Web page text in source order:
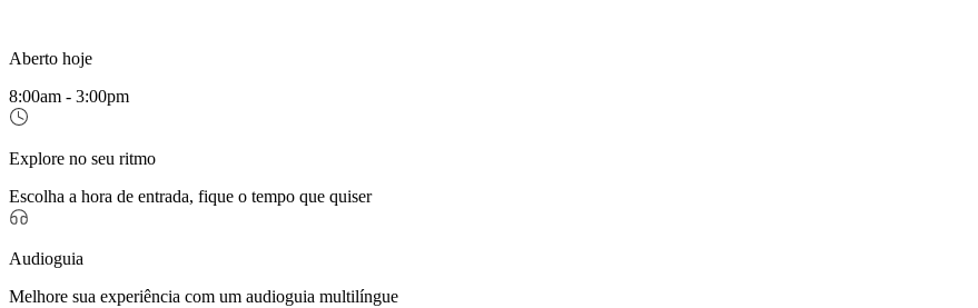
Aberto hoje
8:00am - 3:00pm
Explore no seu ritmo
Escolha a hora de entrada, fique o tempo que quiser
Audioguia
Melhore sua experiência com um audioguia multilíngue